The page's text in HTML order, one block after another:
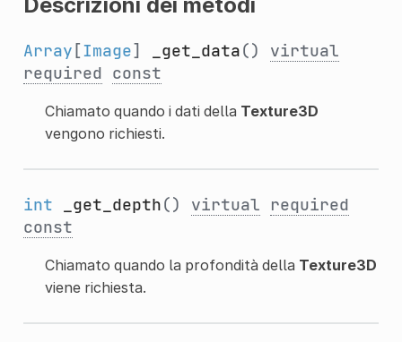
Array [Image] _get_data() virtual
required const
Chiamato quando i dati della Texture3D
vengono richiesti.
int _get_depth() virtual
required
const
Chiamato quando la profondità della Texture3D
viene richiesta.